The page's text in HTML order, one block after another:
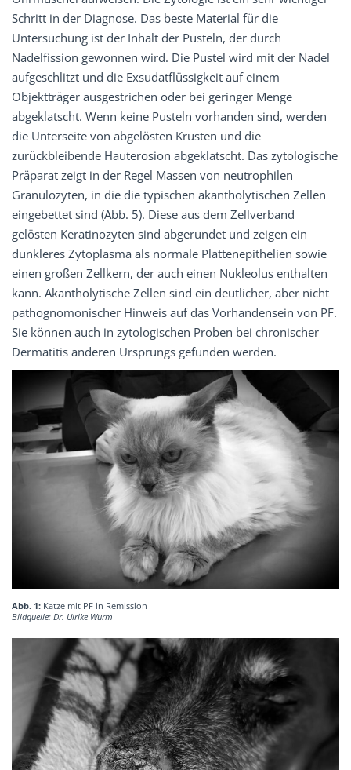
Schritt in der Diagnose. Das beste Material für die
Untersuchung ist der Inhalt der Pusteln, der durch
Nadelfission gewonnen wird. Die Pustel wird mit der Nadel
aufgeschlitzt und die Exsudatflüssigkeit auf einem
Objektträger ausgestrichen oder bei geringer Menge
abgeklatscht. Wenn keine Pusteln vorhanden sind, werden
die Unterseite von abgelösten Krusten und die
zurückbleibende Hauterosion abgeklatscht. Das zytologische
Präparat zeigt in der Regel Massen von neutrophilen
Granulozyten, in die die typischen akantholytischen Zellen
eingebettet sind (Abb. 5). Diese aus dem Zellverband
gelösten Keratinozyten sind abgerundet und zeigen ein
dunkleres Zytoplasma als normale Plattenepithelien sowie
einen großen Zellkern, der auch einen Nukleolus enthalten
kann. Akantholytische Zellen sind ein deutlicher, aber nicht
pathognomonischer Hinweis auf das Vorhandensein von PF.
Sie können auch in zytologischen Proben bei chronischer
Dermatitis anderen Ursprungs gefunden werden.
Abb. 1: Katze mit PF in Remission
Bildquelle: Dr. Ulrike Wurm